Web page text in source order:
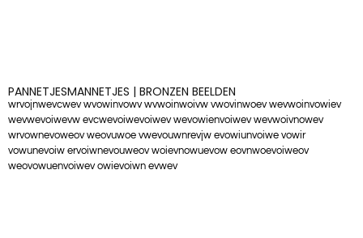
PANNETJESMANNETJES | BRONZEN BEELDEN
wrvojnwevcwev wvowinvowv wvwoinwoivw vwovinwoev wevwoinvowiev
wevwevoiwevw evcwevoiwevoiwev wevowienvoiwev wevwoivnowev
wrvownevoweov weovuwoe vwevouwnrevjw evowiunvoiwe vowir
vowunevoiw ervoiwnevouweov woievnowuevow eovnwoevoiweov
weovowuenvoiwev owievoiwn evwev